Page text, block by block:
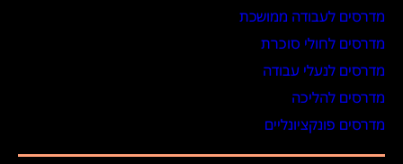
מדרסים לעבודה ממושכת
מדרסים לחולי סוכרת
מדרסים לנעלי עבודה
מדרסים להליכה
מדרסים פונקציונליים